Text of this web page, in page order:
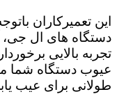
این تعمیرکاران
دستگاه های ال جی،
تجربه بالایی
عیوب دستگاه شما
طولانی برای عیب